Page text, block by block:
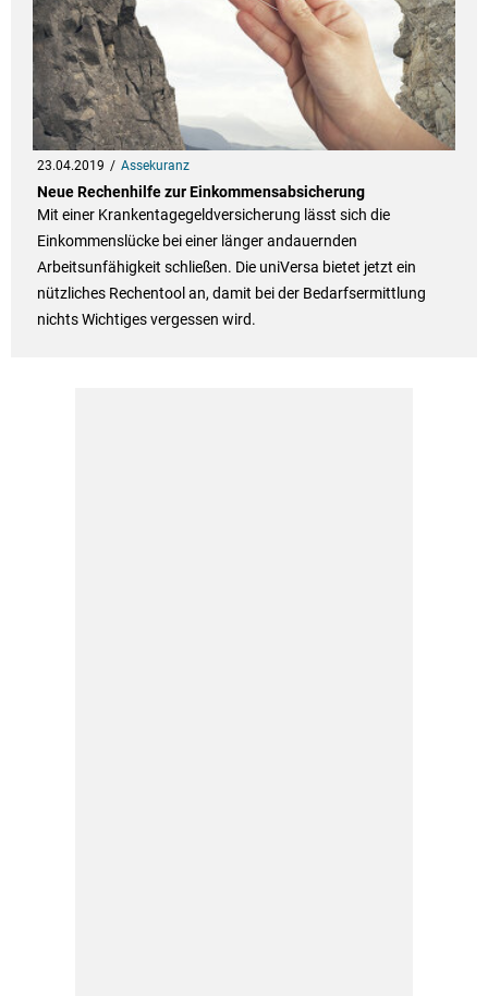
23.04.2019 Assekuranz
Neue Rechenhilfe zur Einkommensabsicherung
Mit einer Krankentagegeldversicherung lässt sich die
Einkommenslücke bei einer länger andauernden
Arbeitsunfähigkeit schließen. Die uniVersa bietet jetzt ein
nützliches Rechentool an, damit bei der Bedarfsermittlung
nichts Wichtiges vergessen wird.